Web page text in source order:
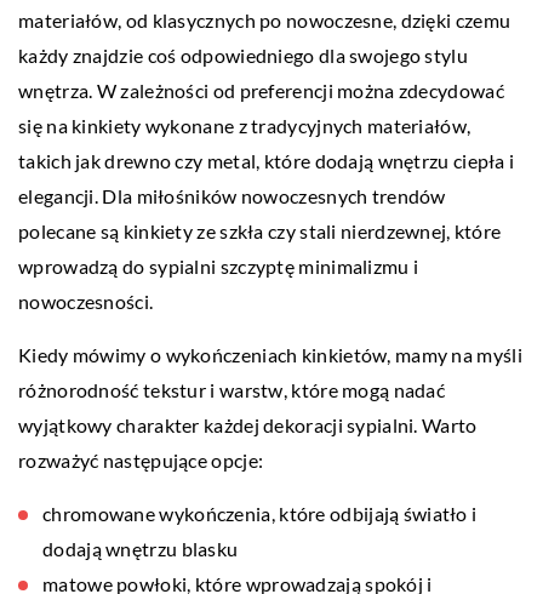
materiałów, od klasycznych po nowoczesne, dzięki czemu
każdy znajdzie coś odpowiedniego dla swojego stylu
wnętrza. W zależności od preferencji można zdecydować
się na kinkiety wykonane z tradycyjnych materiałów,
takich jak drewno czy metal, które dodają wnętrzu ciepła i
elegancji. Dla miłośników nowoczesnych trendów
polecane są kinkiety ze szkła czy stali nierdzewnej, które
wprowadzą do sypialni szczyptę minimalizmu i
nowoczesności.
Kiedy mówimy o wykończeniach kinkietów, mamy na myśli
różnorodność tekstur i warstw, które mogą nadać
wyjątkowy charakter każdej dekoracji sypialni. Warto
rozważyć następujące opcje:
chromowane wykończenia, które odbijają światło i
dodają wnętrzu blasku
matowe powłoki, które wprowadzają spokój i